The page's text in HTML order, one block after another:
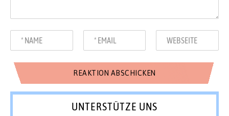
UNTERSTÜTZE UNS